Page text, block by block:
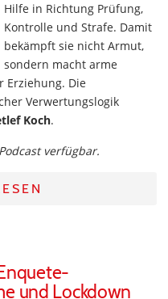
Hilfe in Richtung Prüfung,
Kontrolle und Strafe. Damit
bekämpft sie nicht Armut,
sondern macht arme
Erziehung. Die
Verwertungslogik
Koch.
verfügbar.
und Lockdown